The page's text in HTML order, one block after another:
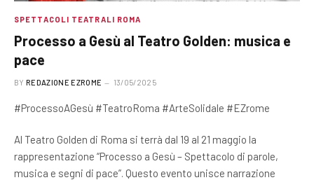
SPETTACOLI TEATRALI ROMA
Processo a Gesù al Teatro Golden: musica e
pace
BY REDAZIONE EZROME 13/05/2025
#ProcessoAGesù #TeatroRoma #ArteSolidale #EZrome
Al Teatro Golden di Roma si terrà dal 19 al 21 maggio la
rappresentazione “Processo a Gesù – Spettacolo di parole,
musica e segni di pace”. Questo evento unisce narrazione